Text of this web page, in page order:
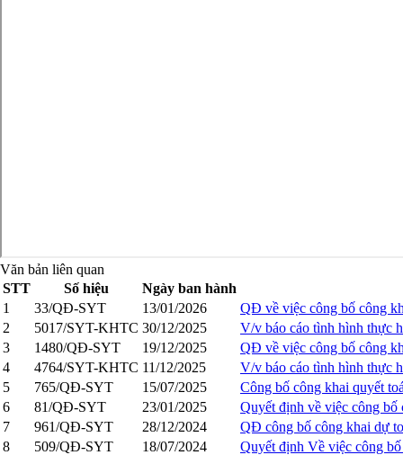
Văn bản liên quan
STT
Số hiệu Ngày ban hành
1
33/QĐ-SYT 13/01/2026
QĐ về việc công bố công
2
5017/SYT-KHTC 30/12/2025
V/v báo cáo tình hình thực
3
1480/QĐ-SYT 19/12/2025
QĐ về việc công bố công
4
4764/SYT-KHTC 11/12/2025
V/v báo cáo tình hình thực
5
765/QĐ-SYT 15/07/2025
Công bố công khai quyết
6
81/QĐ-SYT 23/01/2025
Quyết định về việc công bố
7
961/QĐ-SYT 28/12/2024
QĐ công bố công khai dự
8
509/QĐ-SYT 18/07/2024
Quyết định Về việc công